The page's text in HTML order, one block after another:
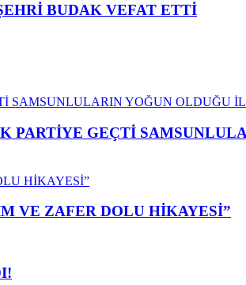
BUDAK VEFAT ETTİ
PARTİYE GEÇTİ
VE ZAFER DOLU HİKAYESİ”